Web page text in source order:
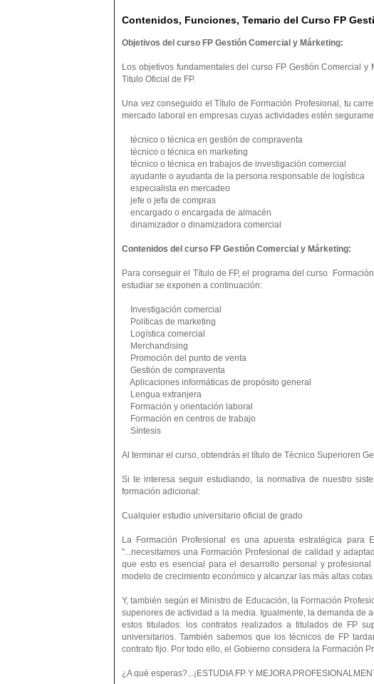
Contenidos, Funciones, Temario del Curso FP
Objetivos del curso FP Gestión Comercial y Márketing:
Los objetivos fundamentales del curso FP Gestión Comercial
Titulo Oficial de FP.
Una vez conseguido el Título de Formación Profesional, tu
mercado laboral en empresas cuyas actividades estén
técnico o técnica en gestión de compraventa
técnico o técnica en marketing
técnico o técnica en trabajos de investigación comercial
ayudante o ayudanta de la persona responsable de logística
especialista en mercadeo
jefe o jefa de compras
encargado o encargada de almacén
dinamizador o dinamizadora comercial
Contenidos del curso FP Gestión Comercial y Márketing:
Para conseguir el Título de FP, el programa del curso
estudiar se exponen a continuación:
Investigación comercial
Políticas de marketing
Logística comercial
Merchandising
Promoción del punto de venta
Gestión de compraventa
Aplicaciones informáticas de propósito general
Lengua extranjera
Formación y orientación laboral
Formación en centros de trabajo
Síntesis
Al terminar el curso, obtendrás el título de Técnico Superioren
Si te interesa seguir estudiando, la normativa de nuestro
formación adicional:
Cualquier estudio universitario oficial de grado
La Formación Profesional es una apuesta estratégica
"...necesitamos una Formación Profesional de calidad y
que esto es esencial para el desarrollo personal y
modelo de crecimiento económico y alcanzar las más altas
Y, también según el Ministro de Educación, la Formación
superiores de actividad a la media. Igualmente, la demanda de
estos titulados: los contratos realizados a titulados de FP
universitarios. También sabemos que los técnicos de FP
contrato fijo. Por todo ello, el Gobierno considera la Formación
¿A qué esperas?...¡ESTUDIA FP Y MEJORA